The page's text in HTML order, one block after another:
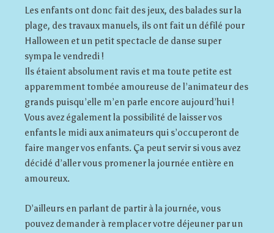
Les enfants ont donc fait des jeux, des balades sur la
plage, des travaux manuels, ils ont fait un défilé pour
Halloween et un petit spectacle de danse super
sympa le vendredi !
Ils étaient absolument ravis et ma toute petite est
apparemment tombée amoureuse de l’animateur des
grands puisqu’elle m’en parle encore aujourd’hui !
Vous avez également la possibilité de laisser vos
enfants le midi aux animateurs qui s’occuperont de
faire manger vos enfants. Ça peut servir si vous avez
décidé d’aller vous promener la journée entière en
amoureux.
D’ailleurs en parlant de partir à la journée, vous
pouvez demander à remplacer votre déjeuner par un